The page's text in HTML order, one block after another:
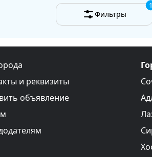
Фильтры
1
и реквизиты
объявление